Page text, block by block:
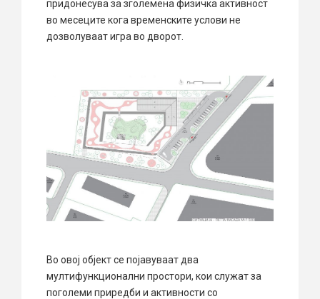
придонесува за зголемена физичка активност
во месеците кога временските услови не
дозволуваат игра во дворот.
Во овој објект се појавуваат два
мултифункционални простори, кои служат за
поголеми приредби и активности со